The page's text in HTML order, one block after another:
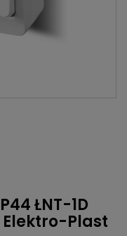
ŁNT-1D
Elektro-Plast